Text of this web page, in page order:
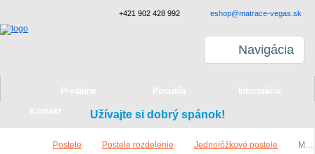
Užívajte si dobrý spánok!
Postele Postele rozdelenie Jednolôžkové postele Masívna buková posteľ Adriana Klasik (buk jadrový cink)
+421 902 428 992 eshop@matrace-vegas.sk
Navigácia
Predajne Poradňa Informácie
Kontakt